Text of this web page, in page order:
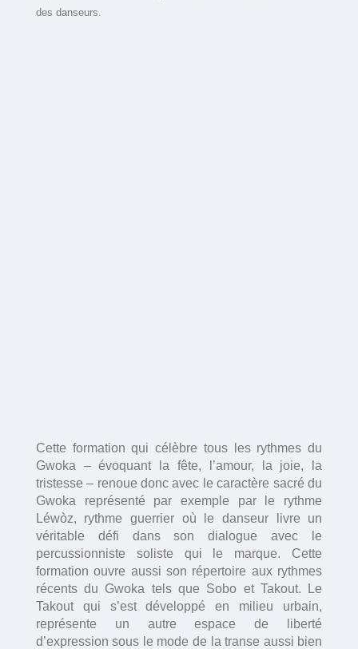
des danseurs.
Cette formation qui célèbre tous les rythmes du
Gwoka – évoquant la fête, l’amour, la joie, la
tristesse – renoue donc avec le caractère sacré du
Gwoka représenté par exemple par le rythme
Léwòz, rythme guerrier où le danseur livre un
véritable défi dans son dialogue avec le
percussionniste soliste qui le marque. Cette
formation ouvre aussi son répertoire aux rythmes
récents du Gwoka tels que Sobo et Takout. Le
Takout qui s’est développé en milieu urbain,
représente un autre espace de liberté
d’expression sous le mode de la transe aussi bien